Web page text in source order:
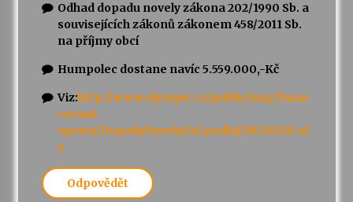
Odhad dopadu novely zákona 202/1990 Sb. a
souvisejících zákonů zákonem 458/2011 Sb.
na příjmy obcí
Humpolec dostane navíc 5.559.000,-Kč
Viz:http://www.olympic.cz/public/img/finan
covani-
sportu/DopadyNovelyZoLpodleJIM120120.xl
s
Odpovědět